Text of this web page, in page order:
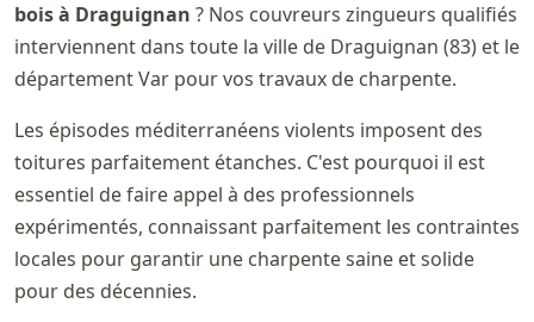
bois à Draguignan ? Nos couvreurs zingueurs qualifiés
interviennent dans toute la ville de Draguignan (83) et le
département Var pour vos travaux de charpente.
Les épisodes méditerranéens violents imposent des
toitures parfaitement étanches. C'est pourquoi il est
essentiel de faire appel à des professionnels
expérimentés, connaissant parfaitement les contraintes
locales pour garantir une charpente saine et solide
pour des décennies.